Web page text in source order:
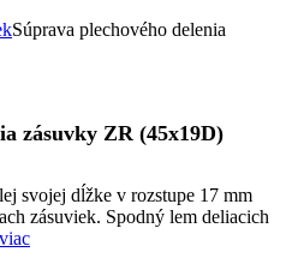
Súprava plechového delenia
zásuvky ZR (45x19D)
svojej dĺžke v rozstupe 17 mm
zásuviek. Spodný lem deliacich